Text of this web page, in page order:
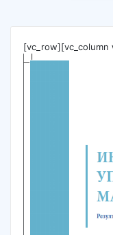
[vc_row][vc_column